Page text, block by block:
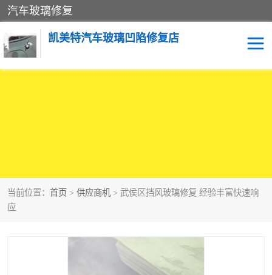
汽车玻璃修复
凯美特汽车玻璃凹陷修复店
当前位置： 首页 > 供应商机 > 武侯区挡风玻璃修复 经验丰富快速响
应